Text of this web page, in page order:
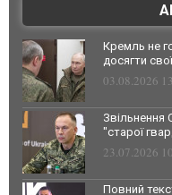
Кремль не
досягти
03.08.2026
Звільнення
"старої
23.07.2026
Повний